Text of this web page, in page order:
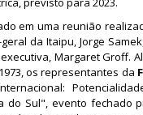
em uma reunião
da Itaipu, Jorge
Margaret Groff.
os representantes da
do Sul", evento fechado